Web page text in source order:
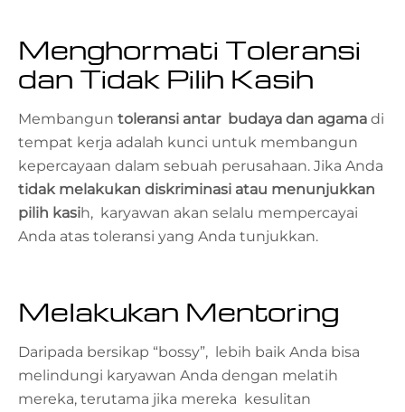
Menghormati Toleransi
dan Tidak Pilih Kasih
Membangun toleransi antar budaya dan agama di
tempat kerja adalah kunci untuk membangun
kepercayaan dalam sebuah perusahaan. Jika Anda
tidak melakukan diskriminasi atau menunjukkan
pilih kasih, karyawan akan selalu mempercayai
Anda atas toleransi yang Anda tunjukkan.
Melakukan Mentoring
Daripada bersikap “bossy”, lebih baik Anda bisa
melindungi karyawan Anda dengan melatih
mereka, terutama jika mereka kesulitan